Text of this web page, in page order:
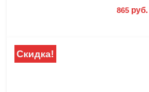
865 руб.
Скидка!